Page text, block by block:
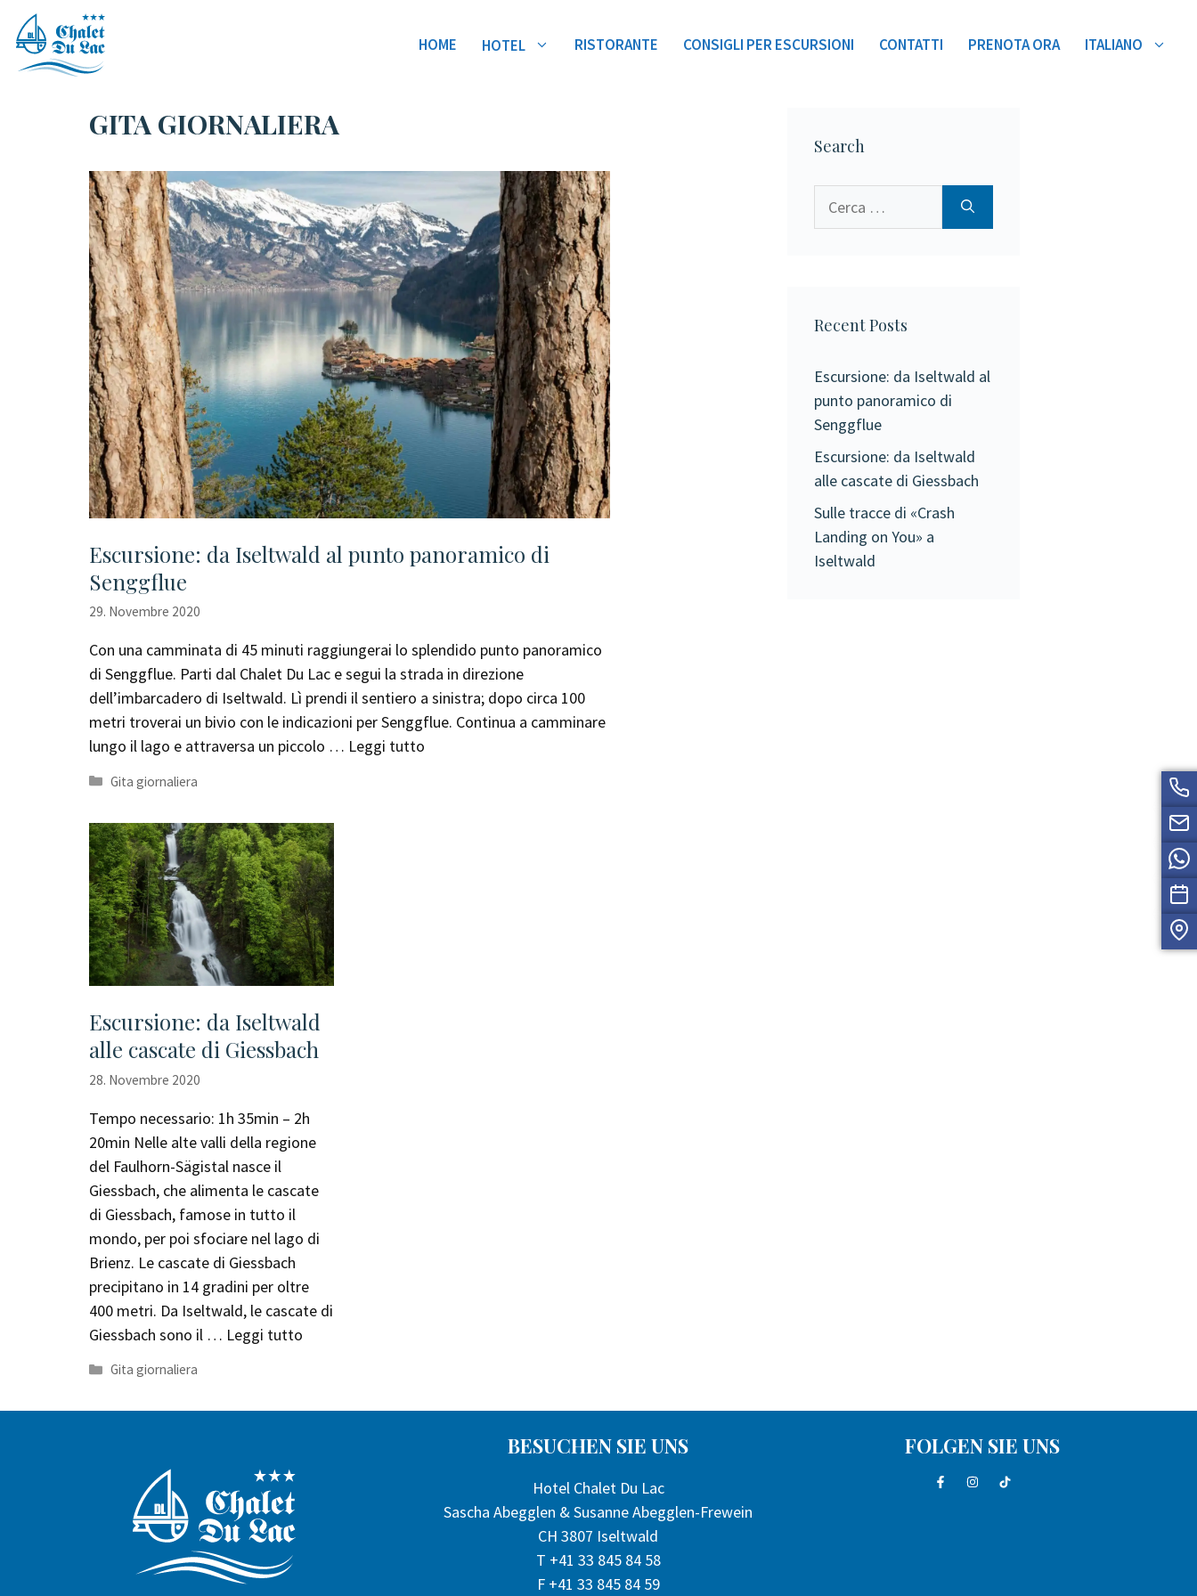
contenuto
HOME HOTEL RISTORANTE CONSIGLI PER ESCURSIONI CONTATTI PRENOTA ORA ITALIANO
GITA GIORNALIERA
Escursione: da Iseltwald al punto panoramico di
Senggflue
29. Novembre 2020
Con una camminata di 45 minuti raggiungerai lo splendido punto panoramico
di Senggflue. Parti dal Chalet Du Lac e segui la strada in direzione
dell’imbarcadero di Iseltwald. Lì prendi il sentiero a sinistra; dopo circa 100
metri troverai un bivio con le indicazioni per Senggflue. Continua a camminare
lungo il lago e attraversa un piccolo … Leggi tutto
Categorie
Gita giornaliera
Escursione: da Iseltwald
alle cascate di Giessbach
28. Novembre 2020
Tempo necessario: 1h 35min – 2h
20min Nelle alte valli della regione
del Faulhorn-Sägistal nasce il
Giessbach, che alimenta le cascate
di Giessbach, famose in tutto il
mondo, per poi sfociare nel lago di
Brienz. Le cascate di Giessbach
precipitano in 14 gradini per oltre
400 metri. Da Iseltwald, le cascate di
Giessbach sono il … Leggi tutto
Categorie
Gita giornaliera
Search
Recent Posts
Escursione: da Iseltwald al
punto panoramico di
Senggflue
Escursione: da Iseltwald
alle cascate di Giessbach
Sulle tracce di «Crash
Landing on You» a
Iseltwald
BESUCHEN SIE UNS
Hotel Chalet Du Lac
Sascha Abegglen & Susanne Abegglen-Frewein
CH 3807 Iseltwald
T +41 33 845 84 58
F +41 33 845 84 59
FOLGEN SIE UNS